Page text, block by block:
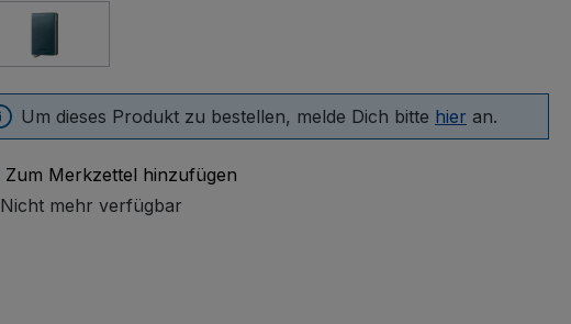
Um dieses Produkt zu bestellen, melde Dich bitte hier an.
Zum Merkzettel hinzufügen
Nicht mehr verfügbar